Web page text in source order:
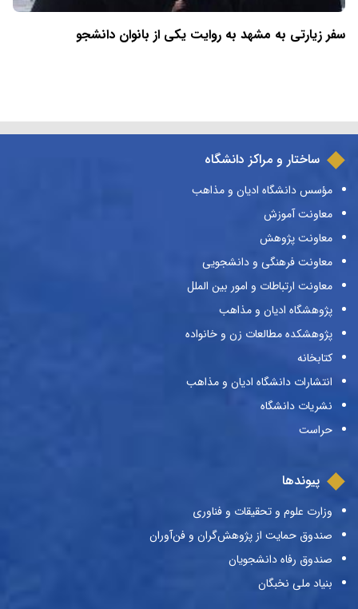
سفر زیارتی به مشهد به روایت یکی از بانوان دانشجو
ساختار و مراکز دانشگاه
مؤسس دانشگاه ادیان و مذاهب
معاونت آموزش
معاونت پژوهش
معاونت فرهنگی و دانشجویی
معاونت ارتباطات و امور بین الملل
پژوهشگاه ادیان و مذاهب
پژوهشکده مطالعات زن و خانواده
کتابخانه
انتشارات دانشگاه ادیان و مذاهب
نشریات دانشگاه
حراست
پیوندها
وزارت علوم و تحقیقات و فناوری
صندوق حمایت از پژوهش‌گران و فن‌آوران
صندوق رفاه دانشجویان
بنیاد ملی نخبگان